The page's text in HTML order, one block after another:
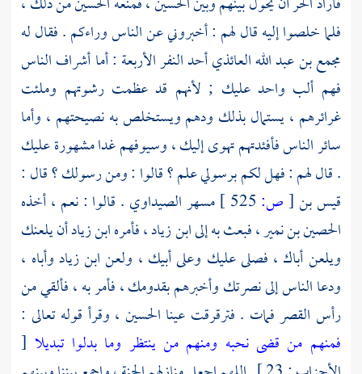
فلما خلصوا إليه قال لهم : أخبروني عن الناس وراءكم . فقال له
مجمع بن عبد الله العائذيأحد النفر الأربعة : أما أشراف الناس
فهم ألب واحد عليك ; لأنهم قد عظمت رشوتهم وملئت
غرائرهم ، يستمال بذلك ودهم ويستخلص به نصيحتهم ، وأما
سائر الناس فأفئدتهم تهوى إليك ، وسيوفهم غدا مشهورة عليك
. قال لهم : فهل لكم برسولي علم ؟ قالوا : ومن رسولك ؟ قال :
قيس بن[ص: مسهر الصيداوي . قالوا : نعم ، أخذه
الحصين بن نمير، فبعث به إلىابن زياد، فأمرهابن زيادأن يلعنك
ويلعن أباك ، فصلى عليك وعلى أبيك ، ولعنابن زيادوأباه ،
ودعا الناس إلى نصرتك وأخبرهم بقدومك ، فأمر به ، فألقي من
رأس القصر فمات . فترقرقت عينا الحسين ، وقرأ قوله تعالى :
فمنهم من قضى نحبه ومنهم من ينتظر وما بدلوا تبديلا [